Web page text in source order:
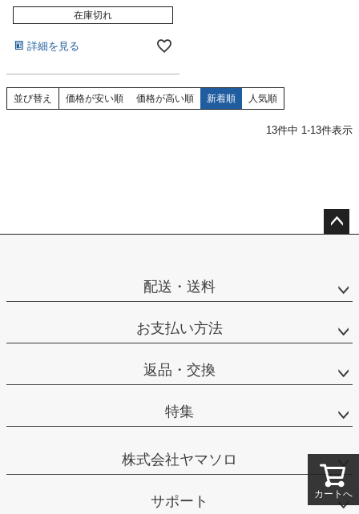
在庫切れ
詳細を見る
並び替え 価格が安い順 価格が高い順 新着順 人気順
13件中 1-13件表示
カートへ
配送・送料
お支払い方法
返品・交換
特集
株式会社ヤマソロ
サポート